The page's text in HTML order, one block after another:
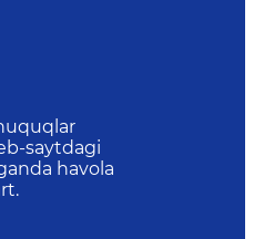
saytdagi
havola